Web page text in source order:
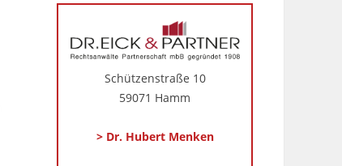
Schützenstraße 10
59071 Hamm
> Dr. Hubert Menken